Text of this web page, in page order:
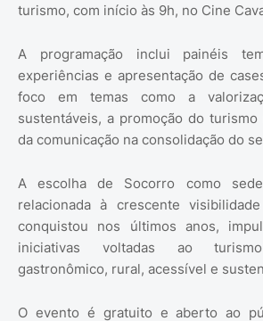
turismo, com início às 9h, no Cine
A programação inclui painéis
experiências e apresentação de
foco em temas como a
sustentáveis, a promoção do
da comunicação na consolidação do
A escolha de Socorro como
relacionada à crescente
conquistou nos últimos anos,
iniciativas voltadas ao
gastronômico, rural, acessível e
O evento é gratuito e aberto ao